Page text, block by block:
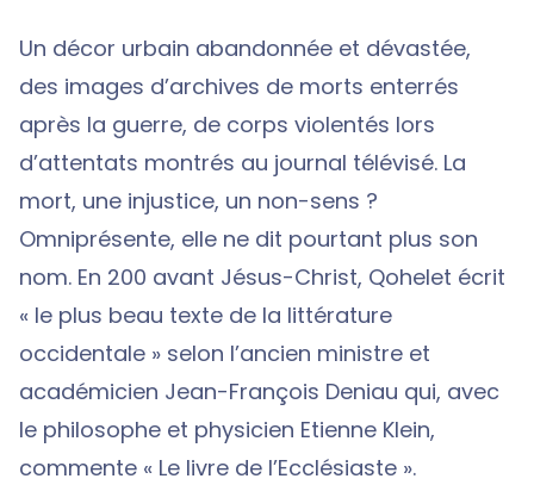
Un décor urbain abandonnée et dévastée,
des images d’archives de morts enterrés
après la guerre, de corps violentés lors
d’attentats montrés au journal télévisé. La
mort, une injustice, un non-sens ?
Omniprésente, elle ne dit pourtant plus son
nom. En 200 avant Jésus-Christ, Qohelet écrit
« le plus beau texte de la littérature
occidentale » selon l’ancien ministre et
académicien Jean-François Deniau qui, avec
le philosophe et physicien Etienne Klein,
commente « Le livre de l’Ecclésiaste ».